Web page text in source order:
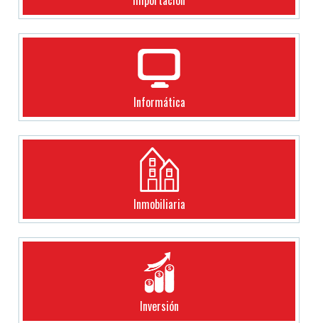
Informática
Inmobiliaria
Inversión